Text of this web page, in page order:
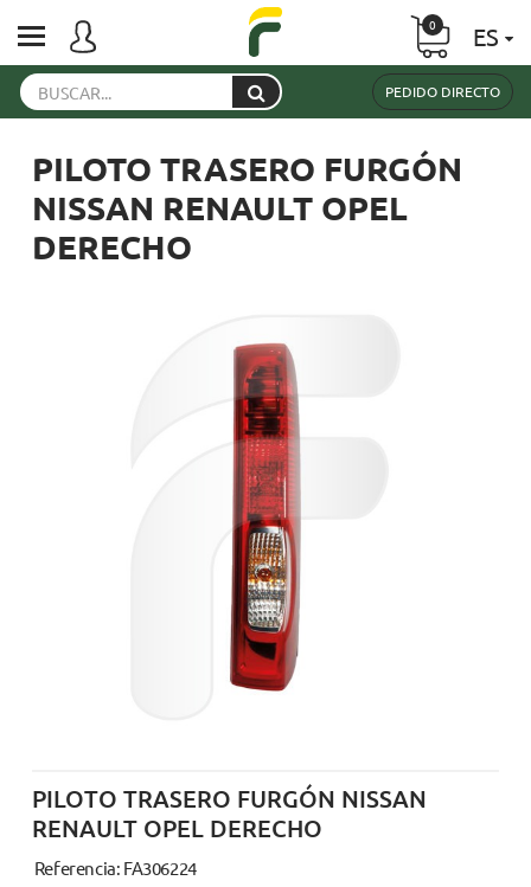
PEDIDO DIRECTO
ES
0
PILOTO TRASERO FURGÓN
NISSAN RENAULT OPEL
DERECHO
PILOTO TRASERO FURGÓN NISSAN
RENAULT OPEL DERECHO
Referencia: FA306224